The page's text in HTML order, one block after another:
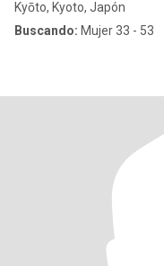
Kyōto, Kyoto, Japón
Buscando: Mujer 33 - 53